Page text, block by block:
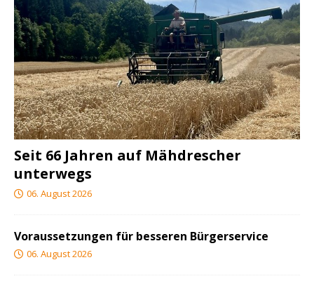
Seit 66 Jahren auf Mähdrescher
unterwegs
06. August 2026
Voraussetzungen für besseren Bürgerservice
06. August 2026